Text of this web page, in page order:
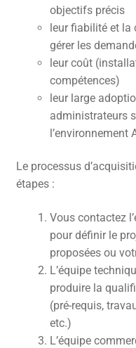
YOUTUBE
MON COMPTE
PANIER
objectifs précis
leur fiabilité et la
gérer les
leur coût
compétences)
leur large
administrateurs
l’environnement
Le processus
étapes :
Vous contactez
pour définir le
proposées ou
L’équipe
produire la
(pré-requis,
etc.)
L’équipe